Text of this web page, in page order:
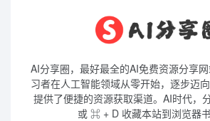
AI分享圈，最好最全的AI免费资源分享
习者在人工智能领域从零开始，逐步迈
提供了便捷的资源获取渠道。AI时代，
或 ⌘ + D 收藏本站到浏览器